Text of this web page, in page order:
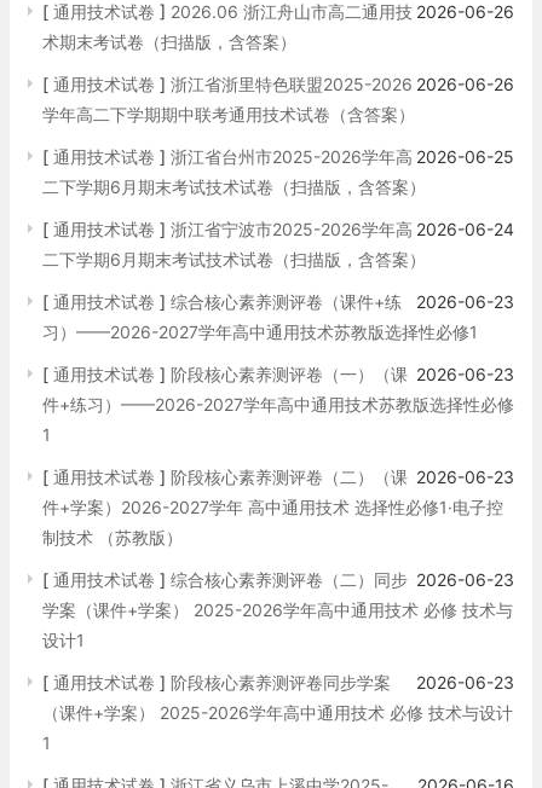
2026-06-26
[ 通用技术试卷 ] 2026.06 浙江舟山市高二通用技
术期末考试卷（扫描版，含答案）
2026-06-26
[ 通用技术试卷 ] 浙江省浙里特色联盟2025-2026
学年高二下学期期中联考通用技术试卷（含答案）
2026-06-25
[ 通用技术试卷 ] 浙江省台州市2025-2026学年高
二下学期6月期末考试技术试卷（扫描版，含答案）
2026-06-24
[ 通用技术试卷 ] 浙江省宁波市2025-2026学年高
二下学期6月期末考试技术试卷（扫描版，含答案）
2026-06-23
[ 通用技术试卷 ] 综合核心素养测评卷（课件+练
习）——2026-2027学年高中通用技术苏教版选择性必修1
2026-06-23
[ 通用技术试卷 ] 阶段核心素养测评卷（一）（课
件+练习）——2026-2027学年高中通用技术苏教版选择性必修
1
2026-06-23
[ 通用技术试卷 ] 阶段核心素养测评卷（二）（课
件+学案）2026-2027学年 高中通用技术 选择性必修1·电子控
制技术 （苏教版）
2026-06-23
[ 通用技术试卷 ] 综合核心素养测评卷（二）同步
学案（课件+学案） 2025-2026学年高中通用技术 必修 技术与
设计1
2026-06-23
[ 通用技术试卷 ] 阶段核心素养测评卷同步学案
（课件+学案） 2025-2026学年高中通用技术 必修 技术与设计
1